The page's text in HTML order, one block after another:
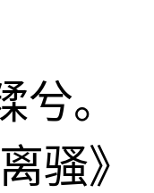
。
骚》